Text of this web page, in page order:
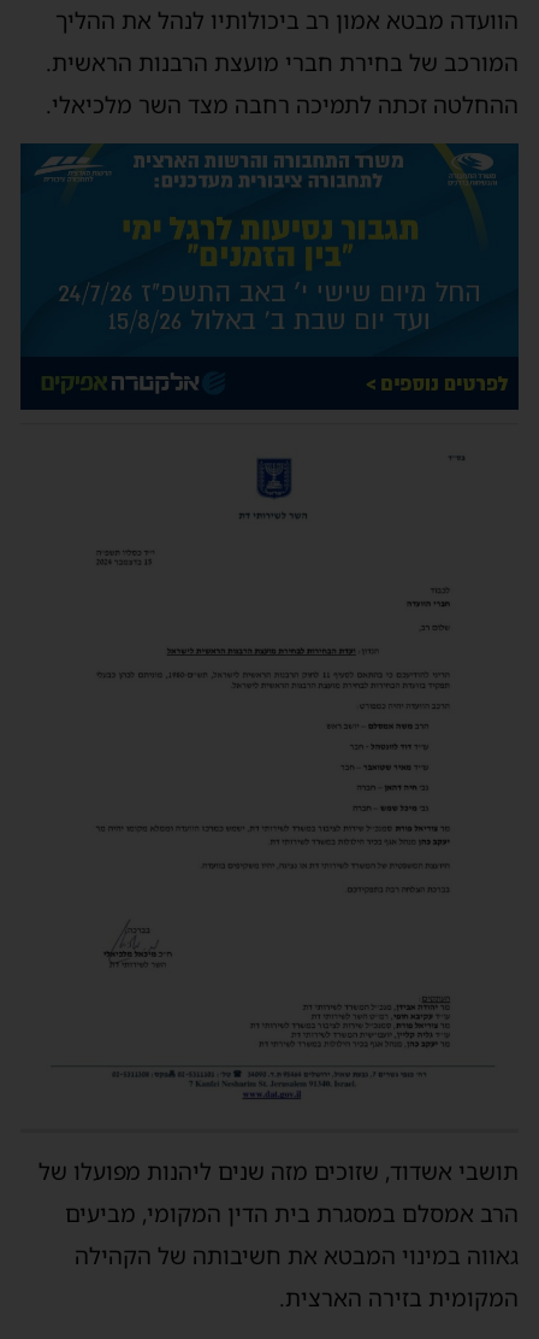
הוועדה מבטא אמון רב ביכולותיו לנהל את ההליך
המורכב של בחירת חברי מועצת הרבנות הראשית.
ההחלטה זכתה לתמיכה רחבה מצד השר מלכיאלי.
תושבי אשדוד, שזוכים מזה שנים ליהנות מפועלו של
הרב אמסלם במסגרת בית הדין המקומי, מביעים
גאווה במינוי המבטא את חשיבותה של הקהילה
המקומית בזירה הארצית.